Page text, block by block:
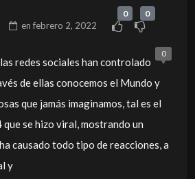
enfebrero 2, 2022
0 0
0
redes sociales han controlado
de ellas conocemos el Mundo y
que jamás imaginamos, tal es el
se hizo viral, mostrando un
causado todo tipo de reacciones, a
y